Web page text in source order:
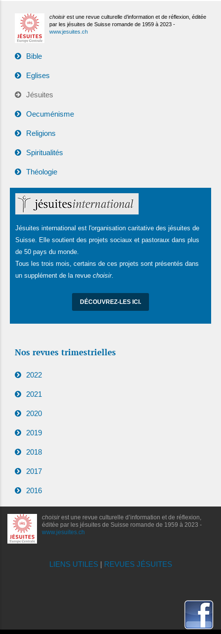
choisir est une revue culturelle d’information et de réflexion, éditée
par les jésuites de Suisse romande de 1959 à 2023 -
www.jesuites.ch
Bible
Eglises
Jésuites
Oecuménisme
Religions
Spiritualités
Théologie
Jésuites international est l'organisation caritative des jésuites de
Suisse. Elle soutient des projets sociaux et pastoraux dans plus
de 50 pays du monde.
Tous les trois mois, certains de ces projets sont présentés dans
un supplément de la revue choisir.
DÉCOUVREZ-LES ICI.
Nos revues trimestrielles
2022
2021
2020
2019
2018
2017
2016
choisirest une revue culturelle d’information et de réflexion,
éditée par les jésuites de Suisse romande de 1959 à 2023 -
www.jesuites.ch
LIENS UTILES| REVUES JÉSUITES